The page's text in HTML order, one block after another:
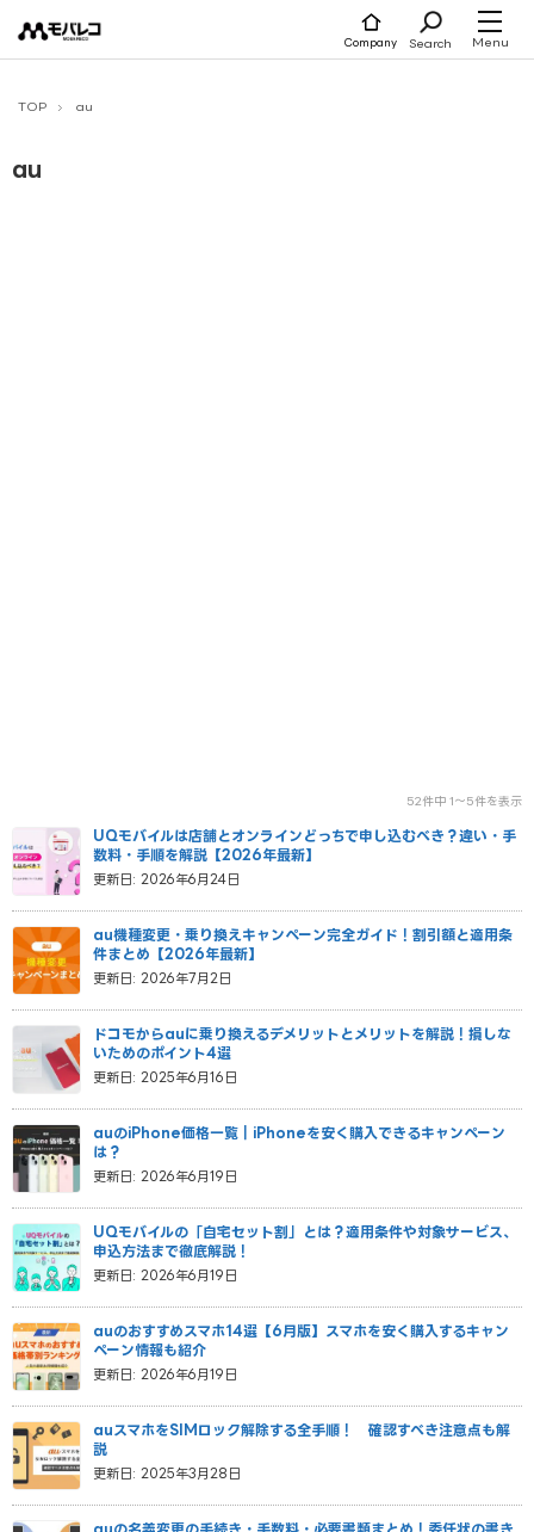
ツ
Company Search Menu
TOP au
au
52件中 1～5件を表示
更新日: 2026年6月24日
UQモバイルは店舗とオンラインどっちで申し込むべき？違い・手
数料・手順を解説【2026年最新】
更新日: 2026年7月2日
au機種変更・乗り換えキャンペーン完全ガイド！割引額と適用条
件まとめ【2026年最新】
更新日: 2025年6月16日
ドコモからauに乗り換えるデメリットとメリットを解説！損しな
いためのポイント4選
更新日: 2026年6月19日
auのiPhone価格一覧｜iPhoneを安く購入できるキャンペーン
は？
更新日: 2026年6月19日
UQモバイルの「自宅セット割」とは？適用条件や対象サービス、
申込方法まで徹底解説！
更新日: 2026年6月19日
auのおすすめスマホ14選【6月版】スマホを安く購入するキャン
ペーン情報も紹介
更新日: 2025年3月28日
auスマホをSIMロック解除する全手順！ 確認すべき注意点も解
説